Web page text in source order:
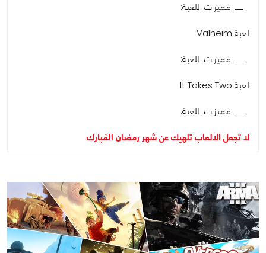
مميزات اللعبة:
لعبة Valheim
مميزات اللعبة:
لعبة It Takes Two
مميزات اللعبة:
لا تجعل الالعاب تلهيك عن شهر رمضان المُبارك